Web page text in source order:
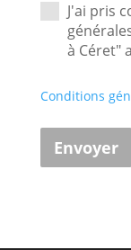
J'ai pris
à Céret"
Conditions
Envoyer